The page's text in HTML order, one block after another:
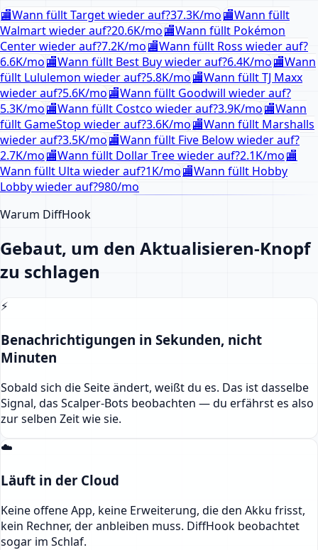
🏬Wann füllt Target wieder auf?37.3K/mo🏬Wann füllt
Walmart wieder auf?20.6K/mo🏬Wann füllt Pokémon
Center wieder auf?7.2K/mo🏬Wann füllt Ross wieder auf?
6.6K/mo🏬Wann füllt Best Buy wieder auf?6.4K/mo🏬Wann
füllt Lululemon wieder auf?5.8K/mo🏬Wann füllt TJ Maxx
wieder auf?5.6K/mo🏬Wann füllt Goodwill wieder auf?
5.3K/mo🏬Wann füllt Costco wieder auf?3.9K/mo🏬Wann
füllt GameStop wieder auf?3.6K/mo🏬Wann füllt Marshalls
wieder auf?3.5K/mo🏬Wann füllt Five Below wieder auf?
2.7K/mo🏬Wann füllt Dollar Tree wieder auf?2.1K/mo🏬
Wann füllt Ulta wieder auf?1K/mo🏬Wann füllt Hobby
Lobby wieder auf?980/mo
Warum DiffHook
Gebaut, um den Aktualisieren-Knopf
zu schlagen
⚡
Benachrichtigungen in Sekunden, nicht
Minuten
Sobald sich die Seite ändert, weißt du es. Das ist dasselbe
Signal, das Scalper-Bots beobachten — du erfährst es also
zur selben Zeit wie sie.
☁️
Läuft in der Cloud
Keine offene App, keine Erweiterung, die den Akku frisst,
kein Rechner, der anbleiben muss. DiffHook beobachtet
sogar im Schlaf.